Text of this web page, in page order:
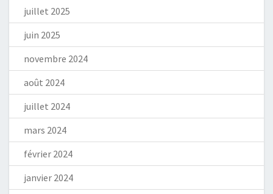
juillet 2025
juin 2025
novembre 2024
août 2024
juillet 2024
mars 2024
février 2024
janvier 2024